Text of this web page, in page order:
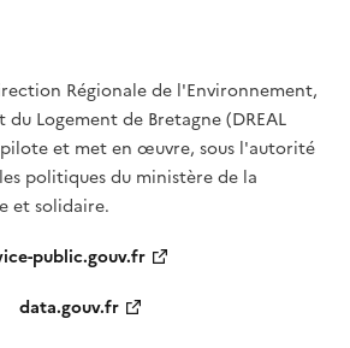
Régionale de l'Environnement,
Logement de Bretagne (DREAL
pilote et met en œuvre, sous l'autorité
politiques du ministère de la
et solidaire.
public.gouv.fr
data.gouv.fr